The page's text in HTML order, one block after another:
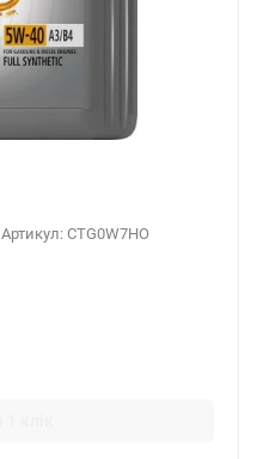
Артикул: CTG0W7HO